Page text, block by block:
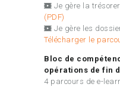
Je gère la
(PDF)
Je gère les
Télécharger le
Bloc de
opérations de fin
4 parcours de e-